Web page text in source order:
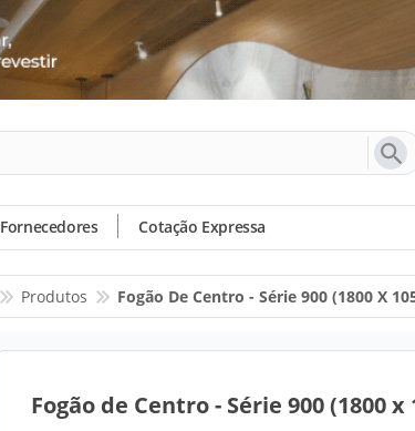
Fornecedores Cotação Expressa
Produtos Fogão De Centro - Série 900 (1800 X
Fogão de Centro - Série 900 (1800 x